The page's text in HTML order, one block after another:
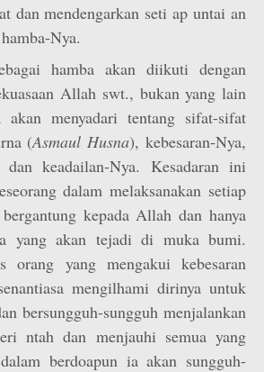
dan mendengarkan seti ap untai an
Nya.
hamba akan diikuti dengan
Allah swt., bukan yang lain
menyadari tentang sifat-sifat
(Asmaul Husna), kebesaran-Nya,
dan keadailan-Nya. Kesadaran ini
dalam melaksanakan setiap
kepada Allah dan hanya
yang akan tejadi di muka bumi.
orang yang mengakui kebesaran
mengilhami dirinya untuk
bersungguh-sungguh menjalankan
ntah dan menjauhi semua yang
berdoapun ia akan sungguh-